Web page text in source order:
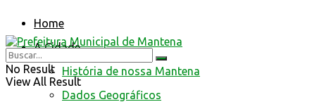
Home
A Cidade
História de nossa Mantena
Dados Geográficos
No Result
View All Result